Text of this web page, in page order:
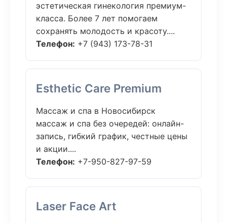
эстетическая гинекология премиум-
класса. Более 7 лет помогаем
сохранять молодость и красоту....
Телефон: +7 (943) 173-78-31
Esthetic Care Premium
Массаж и спа в Новосибирск
массаж и спа без очередей: онлайн-
запись, гибкий график, честные цены
и акции....
Телефон: +7-950-827-97-59
Laser Face Art